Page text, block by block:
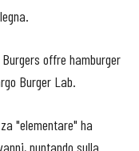
offre hamburger
Burger Lab.
"elementare" ha
puntando sulla